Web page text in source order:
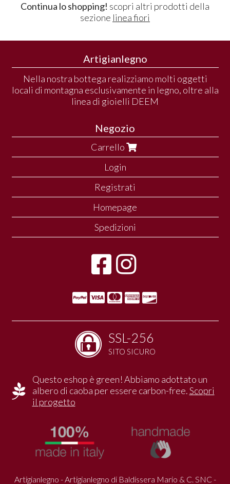
Continua lo shopping! scopri altri prodotti della
sezione linea fiori
Artigianlegno
Nella nostra bottega realizziamo molti oggetti
locali di montagna esclusivamente in legno, oltre alla
linea di gioielli DEEM
Negozio
Carrello
Login
Registrati
Homepage
Spedizioni
SSL-256
SITO SICURO
Questo eshop è green! Abbiamo adottato un
albero di caoba per essere carbon-free.Scopri
il progetto
Artigianlegno - Artigianlegno di Baldissera Mario & C. SNC -